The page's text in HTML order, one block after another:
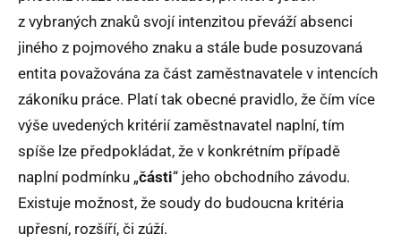
z vybraných znaků svojí intenzitou převáží absenci
jiného z pojmového znaku a stále bude posuzovaná
entita považována za část zaměstnavatele v intencích
zákoníku práce. Platí tak obecné pravidlo, že čím více
výše uvedených kritérií zaměstnavatel naplní, tím
spíše lze předpokládat, že v konkrétním případě
naplní podmínku „části“ jeho obchodního závodu.
Existuje možnost, že soudy do budoucna kritéria
upřesní, rozšíří, či zúží.